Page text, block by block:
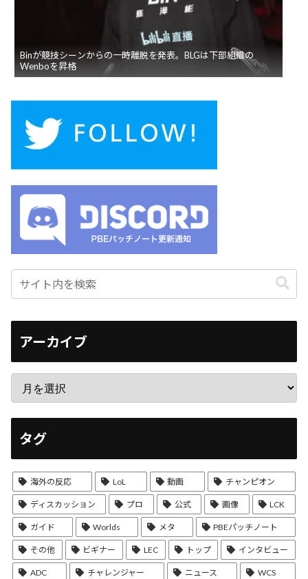
Binが競技シーンからの一時離脱を発表。BLGは下部組織の
Wenboを昇格
アーカイブ
タグ
海外の反応 LoL 動画 チャンピオン
ディスカッション プロ 公式 画像 LCK
ガイド Worlds メタ PBEパッチノート
その他 ビギナー LEC トップ インタビュー
ADC チャレンジャー ニュース WCS